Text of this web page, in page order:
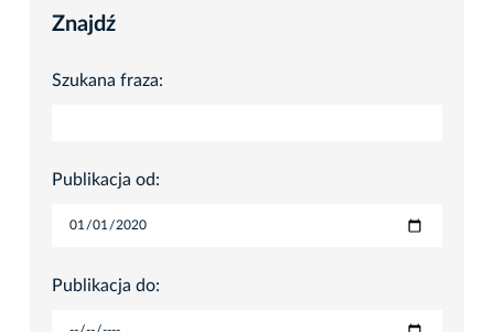
Znajdź
Szukana fraza:
Publikacja od:
Publikacja do: